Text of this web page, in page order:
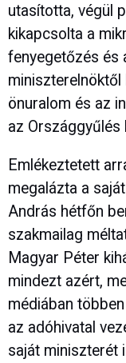
utasította, végül
kikapcsolta a
fenyegetőzés és
miniszterelnöktől
önuralom és az
az Országgyűlés
Emlékeztetett
megalázta a
András hétfőn
szakmailag
Magyar Péter
mindezt azért,
médiában
az adóhivatal
saját miniszterét